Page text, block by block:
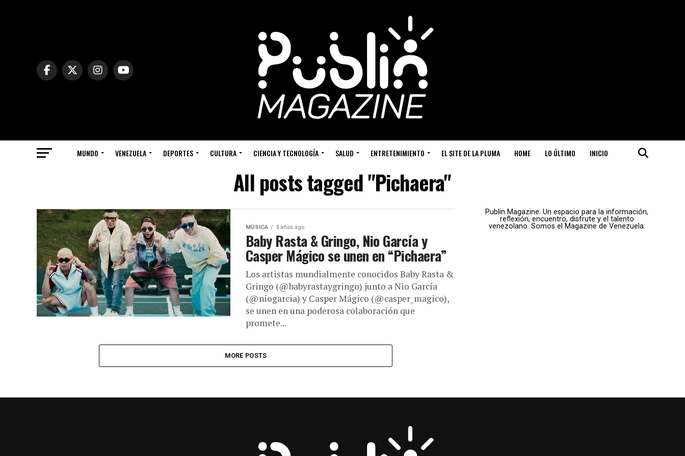
MUNDO VENEZUELA DEPORTES CULTURA CIENCIA Y TECNOLOGÍA SALUD ENTRETENIMIENTO EL SITE DE LA PLUMA HOME LO ÚLTIMO INICIO
All posts tagged "Pichaera"
MÚSICA 3 años ago
Baby Rasta & Gringo, Nio García y
Casper Mágico se unen en “Pichaera”
Los artistas mundialmente conocidos Baby Rasta &
Gringo (@babyrastaygringo) junto a Nio García
(@niogarcia) y Casper Mágico (@casper_magico),
se unen en una poderosa colaboración que
promete...
MORE POSTS
Publin Magazine. Un espacio para la información,
reflexión, encuentro, disfrute y el talento
venezolano. Somos el Magazine de Venezuela.